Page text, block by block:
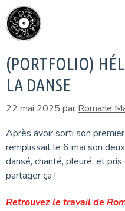
Aller
au
contenu
(PORTFOLIO)
LA DANSE
22 mai 2025 par Romane
Après avoir sorti son
remplissait le 6 mai son
dansé, chanté, pleuré, et
partager ça !
Retrouvez le travail de